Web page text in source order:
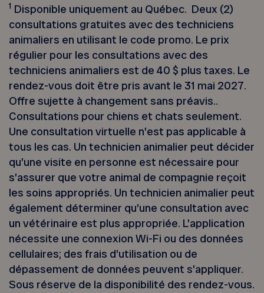
1 Disponible uniquement au Québec. Deux (2)
consultations gratuites avec des techniciens
animaliers en utilisant le code promo. Le prix
régulier pour les consultations avec des
techniciens animaliers est de 40 $ plus taxes. Le
rendez-vous doit être pris avant le 31 mai 2027.
Offre sujette à changement sans préavis..
Consultations pour chiens et chats seulement.
Une consultation virtuelle n’est pas applicable à
tous les cas. Un technicien animalier peut décider
qu’une visite en personne est nécessaire pour
s’assurer que votre animal de compagnie reçoit
les soins appropriés. Un technicien animalier peut
également déterminer qu’une consultation avec
un vétérinaire est plus appropriée. L’application
nécessite une connexion Wi-Fi ou des données
cellulaires; des frais d’utilisation ou de
dépassement de données peuvent s’appliquer.
Sous réserve de la disponibilité des rendez-vous.